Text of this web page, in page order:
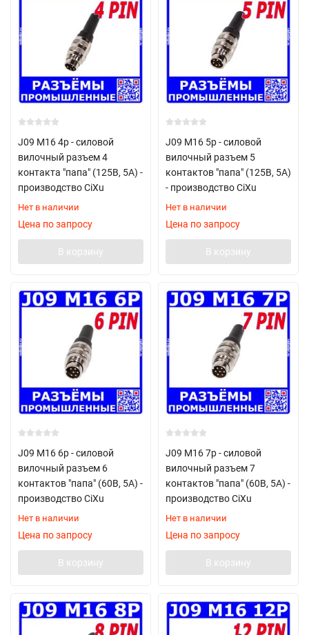
J09 M16 4p - силовой
вилочный разъем 4
контакта "папа" (125В, 5А) -
производство CiXu
Нет в наличии
Цена по запросу
В корзину
J09 M16 5p - силовой
вилочный разъем 5
контактов "папа" (125В, 5А)
- производство CiXu
Нет в наличии
Цена по запросу
В корзину
J09 M16 6p - силовой
вилочный разъем 6
контактов "папа" (60В, 5А) -
производство CiXu
Нет в наличии
Цена по запросу
В корзину
J09 M16 7p - силовой
вилочный разъем 7
контактов "папа" (60В, 5А) -
производство CiXu
Нет в наличии
Цена по запросу
В корзину